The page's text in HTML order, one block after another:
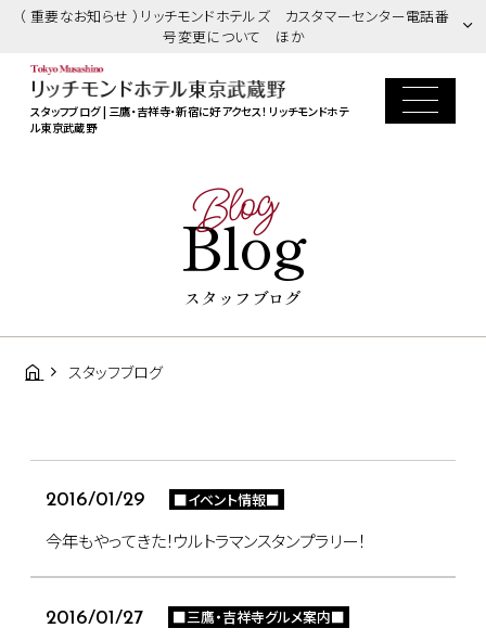
（ 重要なお知らせ ）リッチモンドホテルズ カスタマーセンター電話番
号変更について ほか
スタッフブログ | 三鷹・吉祥寺・新宿に好アクセス！ リッチモンドホテ
ル東京武蔵野
Blog
Blog
スタッフブログ
スタッフブログ
2016/01/29 ■イベント情報■
今年もやってきた！ウルトラマンスタンプラリー！
2016/01/27 ■三鷹・吉祥寺グルメ案内■